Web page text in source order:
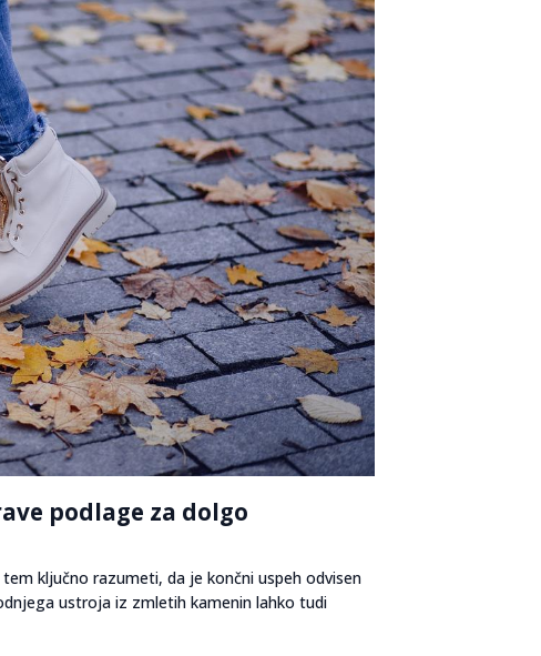
podlage za dolgo
ključno razumeti, da je končni uspeh odvisen
ustroja iz zmletih kamenin lahko tudi